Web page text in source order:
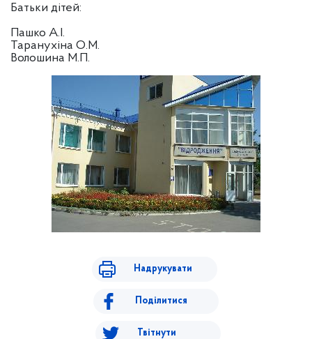
Батьки дітей:
Пашко А.І.
Таранухіна О.М.
Волошина М.П.
Надрукувати
Поділитися
Твітнути